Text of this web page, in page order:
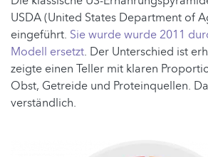
USDA (United States Department of
eingeführt. Sie wurde wurde 2011
Modell ersetzt. Der Unterschied ist
zeigte einen Teller mit klaren
Obst, Getreide und Proteinquellen.
verständlich.